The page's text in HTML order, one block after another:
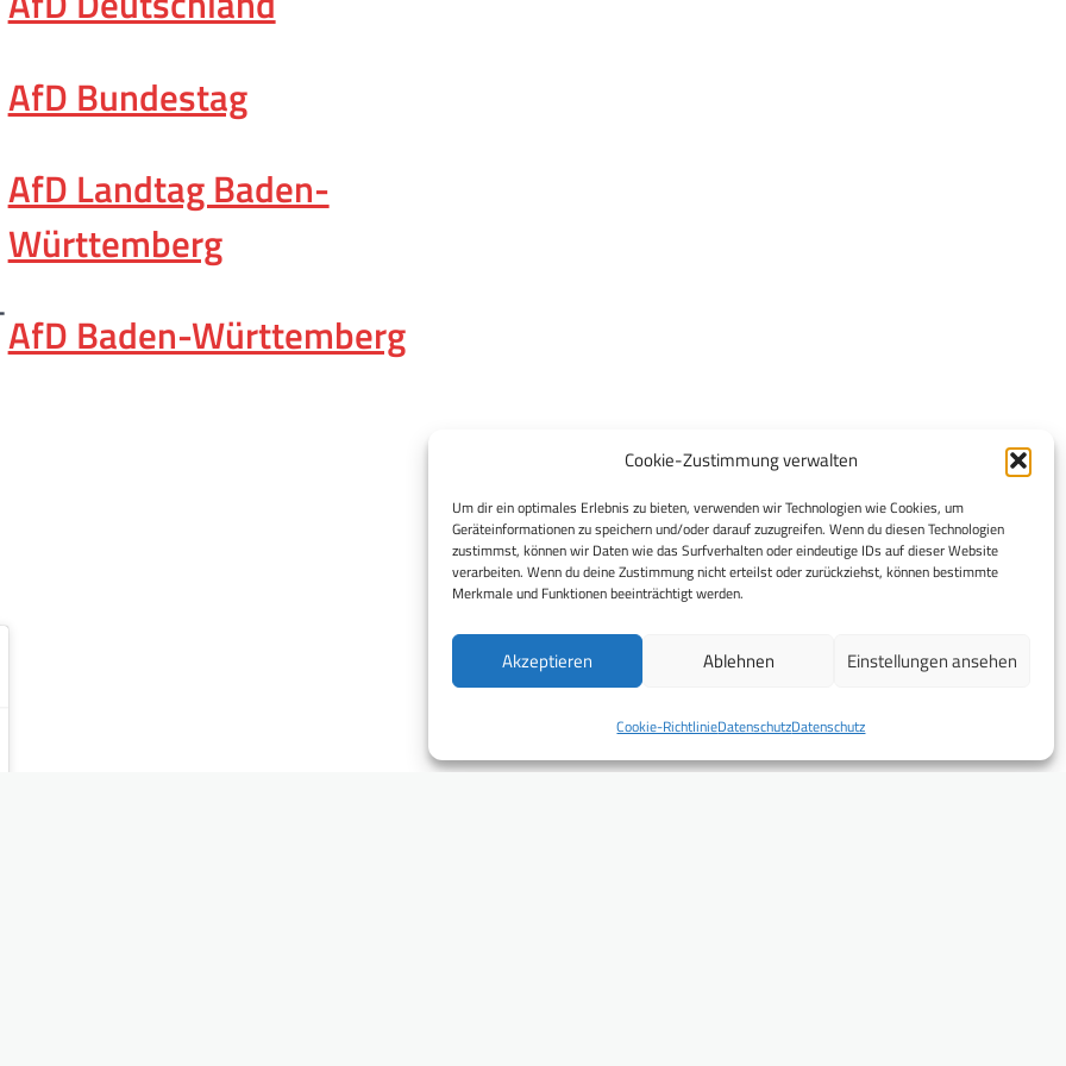
Cookie-Zustimmung verwalten
Um dir ein optimales Erlebnis zu bieten, verwenden wir Technologien wie Cookies, um
Geräteinformationen zu speichern und/oder darauf zuzugreifen. Wenn du diesen Technologien
zustimmst, können wir Daten wie das Surfverhalten oder eindeutige IDs auf dieser Website
verarbeiten. Wenn du deine Zustimmung nicht erteilst oder zurückziehst, können bestimmte
Merkmale und Funktionen beeinträchtigt werden.
Akzeptieren Ablehnen Einstellungen ansehen
Cookie-RichtlinieDatenschutzDatenschutz
AfD Bundestag
AfD Landtag Baden-
Württemberg
AfD Baden-Württemberg